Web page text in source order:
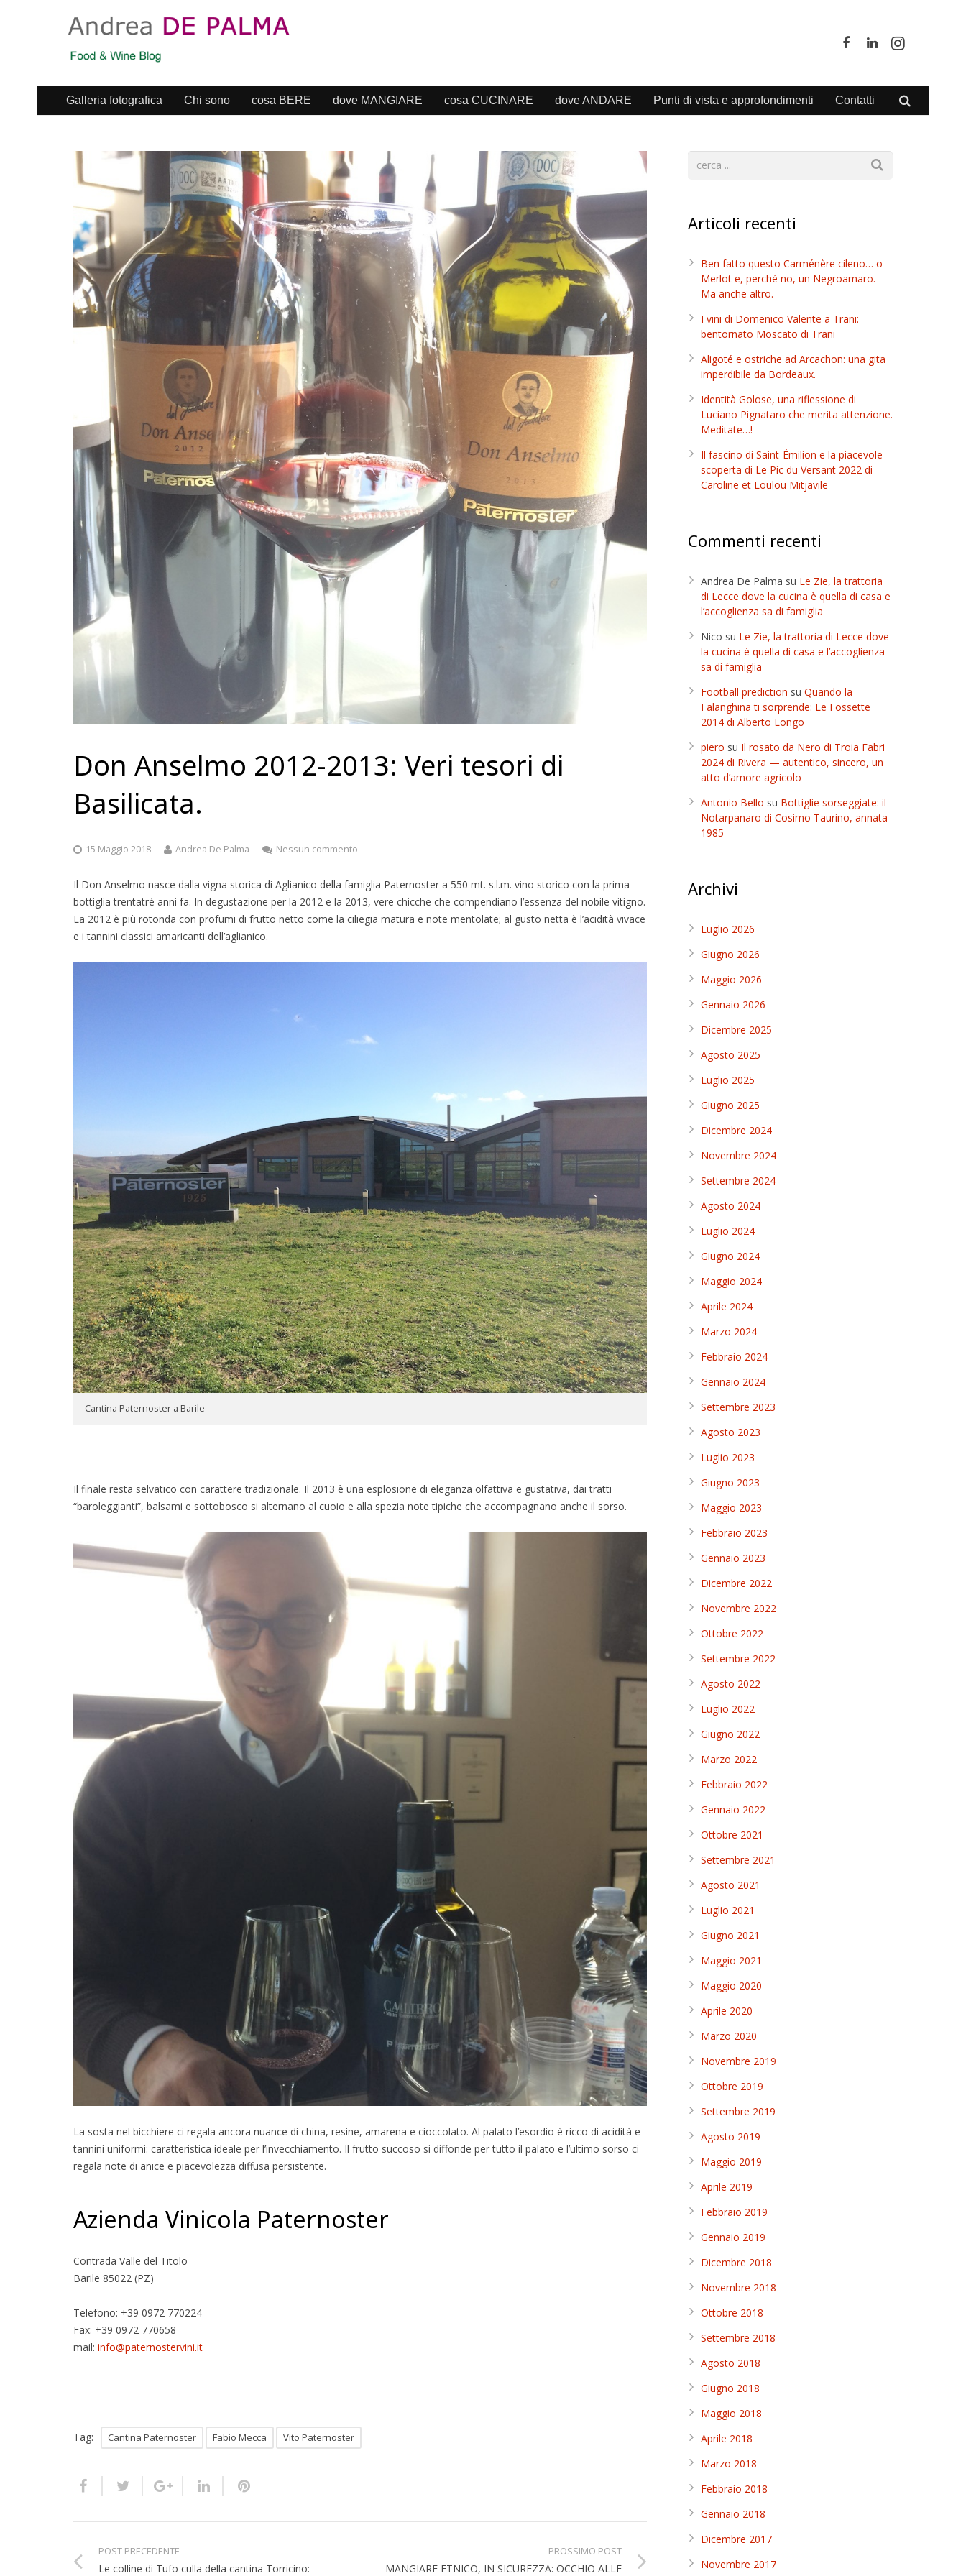
Galleria fotografica Chi sono cosa BERE dove MANGIARE cosa CUCINARE dove ANDARE Punti di vista e approfondimenti Contatti
Don Anselmo 2012-2013: Veri tesori di
Basilicata.
15 Maggio 2018 Andrea De Palma Nessun commento
Il Don Anselmo nasce dalla vigna storica di Aglianico della famiglia Paternoster a 550 mt. s.l.m. vino storico con la prima
bottiglia trentatré anni fa. In degustazione per la 2012 e la 2013, vere chicche che compendiano l’essenza del nobile vitigno.
La 2012 è più rotonda con profumi di frutto netto come la ciliegia matura e note mentolate; al gusto netta è l’acidità vivace
e i tannini classici amaricanti dell’aglianico.
Cantina Paternoster a Barile
Il finale resta selvatico con carattere tradizionale. Il 2013 è una esplosione di eleganza olfattiva e gustativa, dai tratti
“baroleggianti”, balsami e sottobosco si alternano al cuoio e alla spezia note tipiche che accompagnano anche il sorso.
La sosta nel bicchiere ci regala ancora nuance di china, resine, amarena e cioccolato. Al palato l’esordio è ricco di acidità e
tannini uniformi: caratteristica ideale per l’invecchiamento. Il frutto succoso si diffonde per tutto il palato e l’ultimo sorso ci
regala note di anice e piacevolezza diffusa persistente.
Azienda Vinicola Paternoster
Contrada Valle del Titolo
Barile 85022 (PZ)
Telefono: +39 0972 770224
Fax: +39 0972 770658
mail: info@paternostervini.it
Tag: Cantina Paternoster Fabio Mecca Vito Paternoster
POST PRECEDENTE
Le colline di Tufo culla della cantina Torricino:
PROSSIMO POST
MANGIARE ETNICO, IN SICUREZZA: OCCHIO ALLE
Articoli recenti
Ben fatto questo Carménère cileno… o
Merlot e, perché no, un Negroamaro.
Ma anche altro.
I vini di Domenico Valente a Trani:
bentornato Moscato di Trani
Aligoté e ostriche ad Arcachon: una gita
imperdibile da Bordeaux.
Identità Golose, una riflessione di
Luciano Pignataro che merita attenzione.
Meditate…!
Il fascino di Saint-Émilion e la piacevole
scoperta di Le Pic du Versant 2022 di
Caroline et Loulou Mitjavile
Commenti recenti
Andrea De Palma su Le Zie, la trattoria
di Lecce dove la cucina è quella di casa e
l’accoglienza sa di famiglia
Nico su Le Zie, la trattoria di Lecce dove
la cucina è quella di casa e l’accoglienza
sa di famiglia
Football prediction su Quando la
Falanghina ti sorprende: Le Fossette
2014 di Alberto Longo
piero su Il rosato da Nero di Troia Fabri
2024 di Rivera — autentico, sincero, un
atto d’amore agricolo
Antonio Bello su Bottiglie sorseggiate: il
Notarpanaro di Cosimo Taurino, annata
1985
Archivi
Luglio 2026
Giugno 2026
Maggio 2026
Gennaio 2026
Dicembre 2025
Agosto 2025
Luglio 2025
Giugno 2025
Dicembre 2024
Novembre 2024
Settembre 2024
Agosto 2024
Luglio 2024
Giugno 2024
Maggio 2024
Aprile 2024
Marzo 2024
Febbraio 2024
Gennaio 2024
Settembre 2023
Agosto 2023
Luglio 2023
Giugno 2023
Maggio 2023
Febbraio 2023
Gennaio 2023
Dicembre 2022
Novembre 2022
Ottobre 2022
Settembre 2022
Agosto 2022
Luglio 2022
Giugno 2022
Marzo 2022
Febbraio 2022
Gennaio 2022
Ottobre 2021
Settembre 2021
Agosto 2021
Luglio 2021
Giugno 2021
Maggio 2021
Maggio 2020
Aprile 2020
Marzo 2020
Novembre 2019
Ottobre 2019
Settembre 2019
Agosto 2019
Maggio 2019
Aprile 2019
Febbraio 2019
Gennaio 2019
Dicembre 2018
Novembre 2018
Ottobre 2018
Settembre 2018
Agosto 2018
Giugno 2018
Maggio 2018
Aprile 2018
Marzo 2018
Febbraio 2018
Gennaio 2018
Dicembre 2017
Novembre 2017